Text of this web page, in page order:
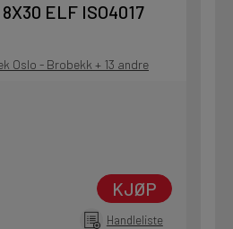
ELF ISO4017
Oslo - Brobekk + 13 andre
KJØP
Handleliste